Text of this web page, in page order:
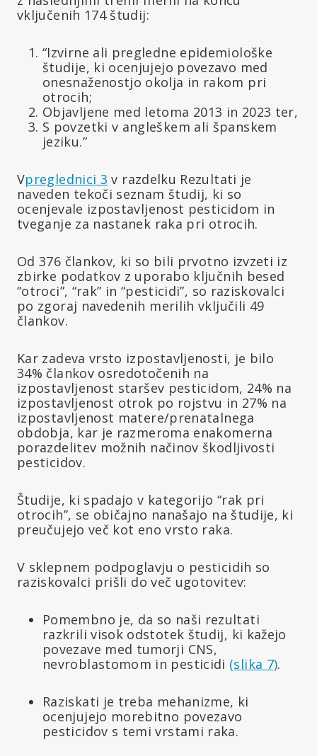
vključenih 174 študij:
“Izvirne ali pregledne epidemiološke
študije, ki ocenjujejo povezavo med
onesnaženostjo okolja in rakom pri
otrocih;
Objavljene med letoma 2013 in 2023 ter,
S povzetki v angleškem ali španskem
jeziku.”
Vpreglednici 3 v razdelku Rezultati je
naveden tekoči seznam študij, ki so
ocenjevale izpostavljenost pesticidom in
tveganje za nastanek raka pri otrocih.
Od 376 člankov, ki so bili prvotno izvzeti iz
zbirke podatkov z uporabo ključnih besed
“otroci”, “rak” in “pesticidi”, so raziskovalci
po zgoraj navedenih merilih vključili 49
člankov.
Kar zadeva vrsto izpostavljenosti, je bilo
34% člankov osredotočenih na
izpostavljenost staršev pesticidom, 24% na
izpostavljenost otrok po rojstvu in 27% na
izpostavljenost matere/prenatalnega
obdobja, kar je razmeroma enakomerna
porazdelitev možnih načinov škodljivosti
pesticidov.
Študije, ki spadajo v kategorijo “rak pri
otrocih”, se običajno nanašajo na študije, ki
preučujejo več kot eno vrsto raka.
V sklepnem podpoglavju o pesticidih so
raziskovalci prišli do več ugotovitev:
Pomembno je, da so naši rezultati
razkrili visok odstotek študij, ki kažejo
povezave med tumorji CNS,
nevroblastomom in pesticidi (slika 7).
Raziskati je treba mehanizme, ki
ocenjujejo morebitno povezavo
pesticidov s temi vrstami raka.